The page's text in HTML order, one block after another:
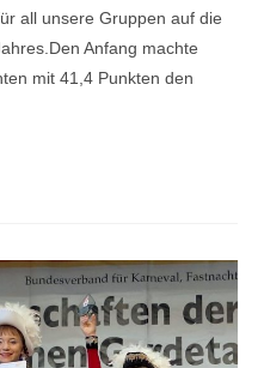
all unsere Gruppen auf die
Anfang machte
mit 41,4 Punkten den